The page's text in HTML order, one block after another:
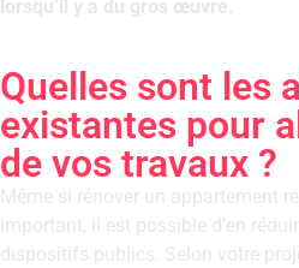
lorsqu’il y a du gros œuvre.
Quelles sont les
existantes pour
de vos travaux ?
Même si rénover un appartement
important, il est possible d’en
dispositifs publics. Selon votre